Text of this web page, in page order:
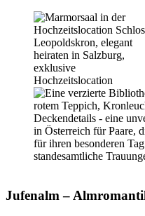
Jufenalm –